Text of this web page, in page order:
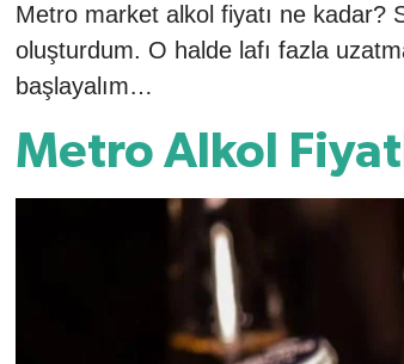
Metro market alkol fiyatı ne kadar?
oluşturdum. O halde lafı fazla
başlayalım…
Metro Alkol